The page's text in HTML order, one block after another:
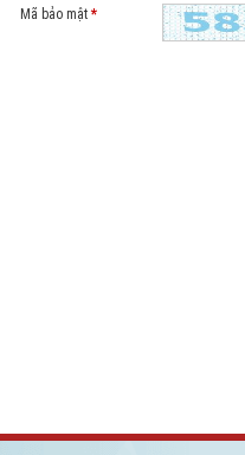
Mã bảo mật *